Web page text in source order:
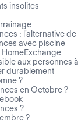
insolites
: l'alternative
avec piscine
aux personnes
durablement
?
en Octobre ?
?
?